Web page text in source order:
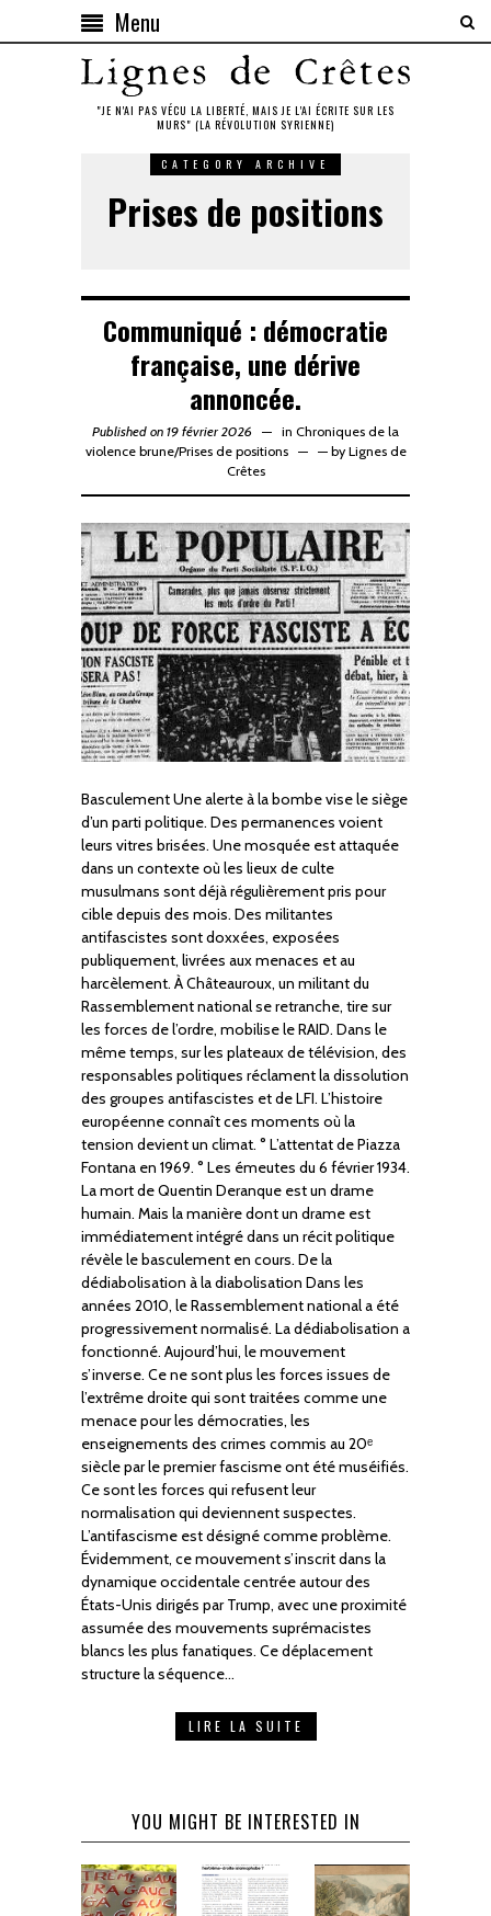
Menu
"JE N'AI PAS VÉCU LA LIBERTÉ, MAIS JE L'AI ÉCRITE SUR LES
MURS" (LA RÉVOLUTION SYRIENNE)
CATEGORY ARCHIVE
Prises de positions
Communiqué : démocratie
française, une dérive
annoncée.
Published on 19 février 2026 in Chroniques de la
violence brune/Prises de positions —by Lignes de
Crêtes
Basculement Une alerte à la bombe vise le siège
d’un parti politique. Des permanences voient
leurs vitres brisées. Une mosquée est attaquée
dans un contexte où les lieux de culte
musulmans sont déjà régulièrement pris pour
cible depuis des mois. Des militantes
antifascistes sont doxxées, exposées
publiquement, livrées aux menaces et au
harcèlement. À Châteauroux, un militant du
Rassemblement national se retranche, tire sur
les forces de l’ordre, mobilise le RAID. Dans le
même temps, sur les plateaux de télévision, des
responsables politiques réclament la dissolution
des groupes antifascistes et de LFI. L’histoire
européenne connaît ces moments où la
tension devient un climat. ° L’attentat de Piazza
Fontana en 1969. ° Les émeutes du 6 février 1934.
La mort de Quentin Deranque est un drame
humain. Mais la manière dont un drame est
immédiatement intégré dans un récit politique
révèle le basculement en cours. De la
dédiabolisation à la diabolisation Dans les
années 2010, le Rassemblement national a été
progressivement normalisé. La dédiabolisation a
fonctionné. Aujourd’hui, le mouvement
s’inverse. Ce ne sont plus les forces issues de
l’extrême droite qui sont traitées comme une
menace pour les démocraties, les
enseignements des crimes commis au 20ᵉ
siècle par le premier fascisme ont été muséifiés.
Ce sont les forces qui refusent leur
normalisation qui deviennent suspectes.
L’antifascisme est désigné comme problème.
Évidemment, ce mouvement s’inscrit dans la
dynamique occidentale centrée autour des
États-Unis dirigés par Trump, avec une proximité
assumée des mouvements suprémacistes
blancs les plus fanatiques. Ce déplacement
structure la séquence…
LIRE LA SUITE
YOU MIGHT BE INTERESTED IN